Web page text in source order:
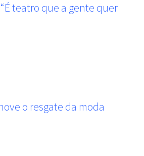
teatro que a gente quer
o resgate da moda